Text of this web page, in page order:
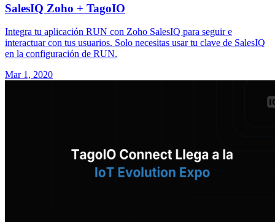
SalesIQ Zoho + TagoIO
Integra tu aplicación RUN con Zoho SalesIQ para seguir e
interactuar con tus usuarios. Solo necesitas usar tu clave de SalesIQ
en la configuración de RUN.
Mar 1, 2020